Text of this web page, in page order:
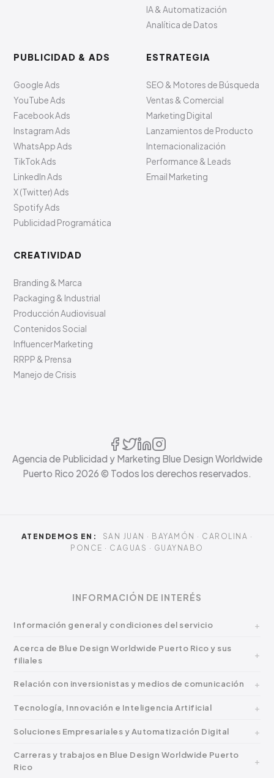
IA & Automatización
Analítica de Datos
PUBLICIDAD & ADS
Google Ads
YouTube Ads
Facebook Ads
Instagram Ads
WhatsApp Ads
TikTok Ads
LinkedIn Ads
X (Twitter) Ads
Spotify Ads
Publicidad Programática
ESTRATEGIA
SEO & Motores de Búsqueda
Ventas & Comercial
Marketing Digital
Lanzamientos de Producto
Internacionalización
Performance & Leads
Email Marketing
CREATIVIDAD
Branding & Marca
Packaging & Industrial
Producción Audiovisual
Contenidos Social
Influencer Marketing
RRPP & Prensa
Manejo de Crisis
Agencia de Publicidad y Marketing Blue Design Worldwide
Puerto Rico 2026 © Todos los derechos reservados.
ATENDEMOS EN:
SAN JUAN · BAYAMÓN · CAROLINA ·
PONCE · CAGUAS · GUAYNABO
INFORMACIÓN DE INTERÉS
Información general y condiciones del servicio
Acerca de Blue Design Worldwide Puerto Rico y sus
filiales
Relación con inversionistas y medios de comunicación
Tecnología, Innovación e Inteligencia Artificial
Soluciones Empresariales y Automatización Digital
Carreras y trabajos en Blue Design Worldwide Puerto
Rico